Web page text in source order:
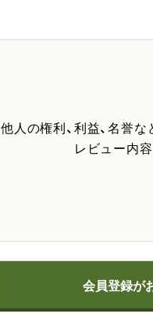
他人の権利、利益、名誉
レビュー内
会員登録が